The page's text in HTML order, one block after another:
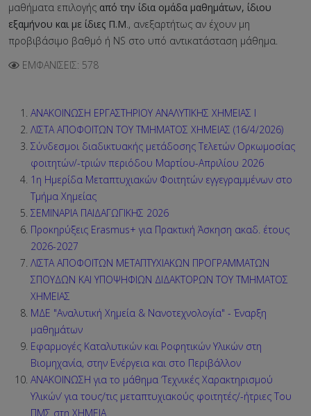
μαθήματα επιλογής από την ίδια ομάδα μαθημάτων, ίδιου
εξαμήνου και με ίδιες Π.Μ., ανεξαρτήτως αν έχουν μη
προβιβάσιμο βαθμό ή ΝS στο υπό αντικατάσταση μάθημα.
ΕΜΦΑΝΊΣΕΙΣ: 578
ΑΝΑΚΟΙΝΩΣΗ ΕΡΓΑΣΤΗΡΙΟΥ ΑΝΑΛΥΤΙΚΗΣ ΧΗΜΕΙΑΣ Ι
ΛΙΣΤΑ ΑΠΟΦΟΙΤΩΝ ΤΟΥ ΤΜΗΜΑΤΟΣ ΧΗΜΕΙΑΣ (16/4/2026)
Σύνδεσμοι διαδικτυακής μετάδοσης Τελετών Ορκωμοσίας
φοιτητών/-τριών περιόδου Μαρτίου-Απριλίου 2026
1η Ημερίδα Μεταπτυχιακών Φοιτητών εγγεγραμμένων στο
Τμήμα Χημείας
ΣΕΜΙΝΑΡΙΑ ΠΑΙΔΑΓΩΓΙΚΗΣ 2026
Προκηρύξεις Erasmus+ για Πρακτική Άσκηση ακαδ. έτους
2026-2027
ΛΙΣΤΑ ΑΠΟΦΟΙΤΩΝ ΜΕΤΑΠΤΥΧΙΑΚΩΝ ΠΡΟΓΡΑΜΜΑΤΩΝ
ΣΠΟΥΔΩΝ ΚΑΙ ΥΠΟΨΗΦΙΩΝ ΔΙΔΑΚΤΟΡΩΝ ΤΟΥ ΤΜΗΜΑΤΟΣ
ΧΗΜΕΙΑΣ
ΜΔΕ "Αναλυτική Χημεία & Νανοτεχνολογία" - Έναρξη
μαθημάτων
Εφαρμογές Καταλυτικών και Ροφητικών Υλικών στη
Βιομηχανία, στην Ενέργεια και στο Περιβάλλον
ΑΝΑΚΟΙΝΩΣΗ για το μάθημα ‘Τεχνικές Χαρακτηρισμού
Υλικών’ για τους/τις μεταπτυχιακούς φοιτητές/-ήτριες Του
ΠΜΣ στη ΧΗΜΕΙΑ